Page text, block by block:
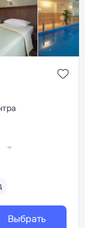
Выбрать